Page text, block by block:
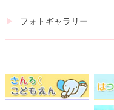
フォトギャラリー